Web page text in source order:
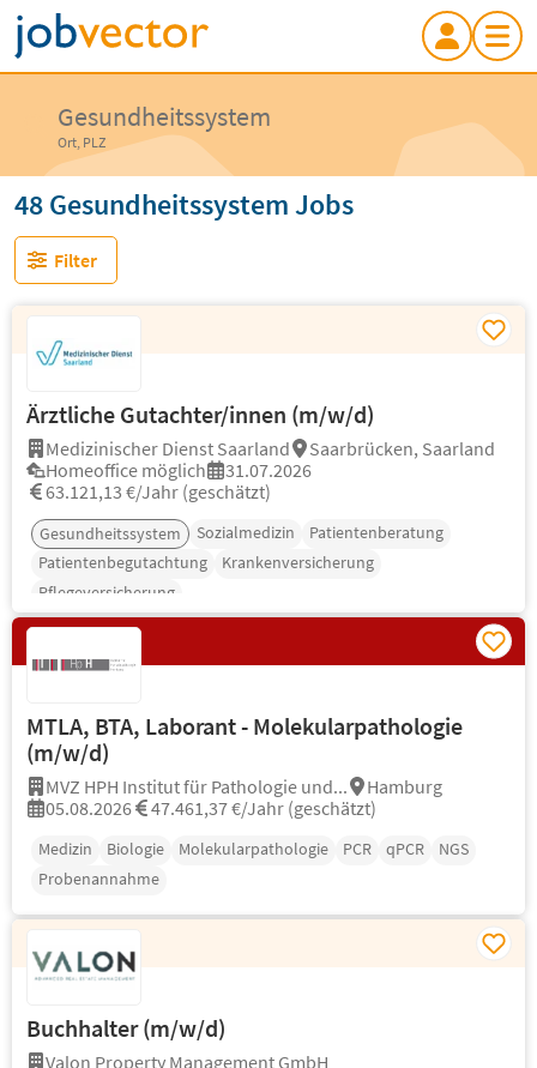
Gesundheitssystem
Ort, PLZ
48 Gesundheitssystem Jobs
Filter
Ärztliche Gutachter/innen (m/w/d)
Medizinischer Dienst Saarland
Saarbrücken, Saarland
Homeoffice möglich
31.07.2026
63.121,13 €/Jahr (geschätzt)
Gesundheitssystem Sozialmedizin
Patientenberatung
Patientenbegutachtung
Krankenversicherung
Pflegeversicherung
MTLA, BTA, Laborant - Molekularpathologie
(m/w/d)
MVZ HPH Institut für Pathologie und...
Hamburg
05.08.2026
47.461,37 €/Jahr (geschätzt)
Medizin Biologie Molekularpathologie PCR qPCR
NGS
Probenannahme
Buchhalter (m/w/d)
Valon Property Management GmbH